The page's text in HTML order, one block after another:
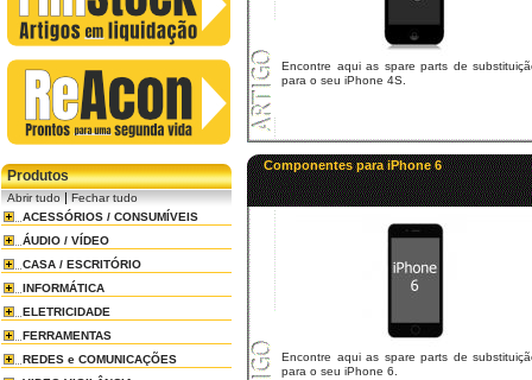
Produtos
Abrir tudo|Fechar tudo
ACESSÓRIOS / CONSUMÍVEIS
ÁUDIO / VÍDEO
CASA / ESCRITÓRIO
INFORMÁTICA
ELETRICIDADE
FERRAMENTAS
REDES e COMUNICAÇÕES
Encontre aqui as spare parts de
para o seu iPhone 4S.
Componentes para iPhone 6
Encontre aqui as spare parts de
para o seu iPhone 6.